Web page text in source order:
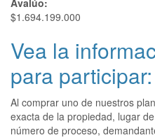
Avalúo:
$1.694.199.000
Vea la
para participar:
Al comprar uno de nuestros
exacta de la propiedad, lugar
número de proceso,